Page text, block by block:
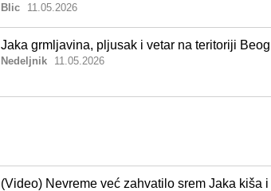
Blic 11.05.2026
Jaka grmljavina, pljusak i vetar na teritoriji
Nedeljnik 11.05.2026
(Video) Nevreme već zahvatilo srem Jaka kiša